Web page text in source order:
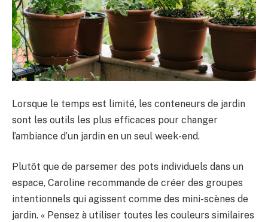
Lorsque le temps est limité, les conteneurs de jardin
sont les outils les plus efficaces pour changer
l’ambiance d’un jardin en un seul week-end.
Plutôt que de parsemer des pots individuels dans un
espace, Caroline recommande de créer des groupes
intentionnels qui agissent comme des mini-scènes de
jardin. « Pensez à utiliser toutes les couleurs similaires